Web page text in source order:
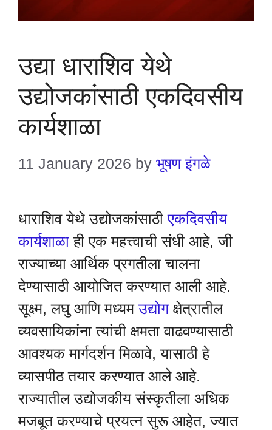
उद्या धाराशिव येथे
उद्योजकांसाठी एकदिवसीय
कार्यशाळा
11 January 2026 by भूषण इंगळे
धाराशिव येथे उद्योजकांसाठीएकदिवसीय
कार्यशाळा ही एक महत्त्वाची संधी आहे, जी
राज्याच्या आर्थिक प्रगतीला चालना
देण्यासाठी आयोजित करण्यात आली आहे.
सूक्ष्म, लघु आणि मध्यमउद्योगक्षेत्रातील
व्यवसायिकांना त्यांची क्षमता वाढवण्यासाठी
आवश्यक मार्गदर्शन मिळावे, यासाठी हे
व्यासपीठ तयार करण्यात आले आहे.
राज्यातील उद्योजकीय संस्कृतीला अधिक
मजबूत करण्याचे प्रयत्न सुरू आहेत, ज्यात